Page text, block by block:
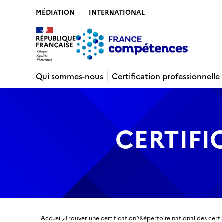
MÉDIATION INTERNATIONAL
Qui sommes-nous
Certification professionnelle
Accueil Trouver une certification Répertoire national des